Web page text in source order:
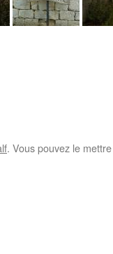
. Vous pouvez le